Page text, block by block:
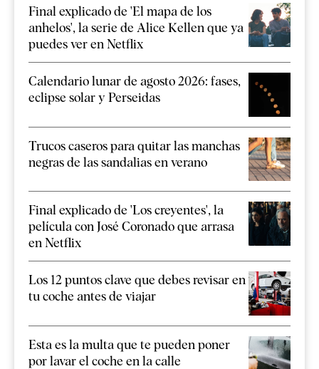
Final explicado de 'El mapa de los
anhelos', la serie de Alice Kellen que ya
puedes ver en Netflix
Calendario lunar de agosto 2026: fases,
eclipse solar y Perseidas
Trucos caseros para quitar las manchas
negras de las sandalias en verano
Final explicado de 'Los creyentes', la
película con José Coronado que arrasa
en Netflix
Los 12 puntos clave que debes revisar en
tu coche antes de viajar
Esta es la multa que te pueden poner
por lavar el coche en la calle